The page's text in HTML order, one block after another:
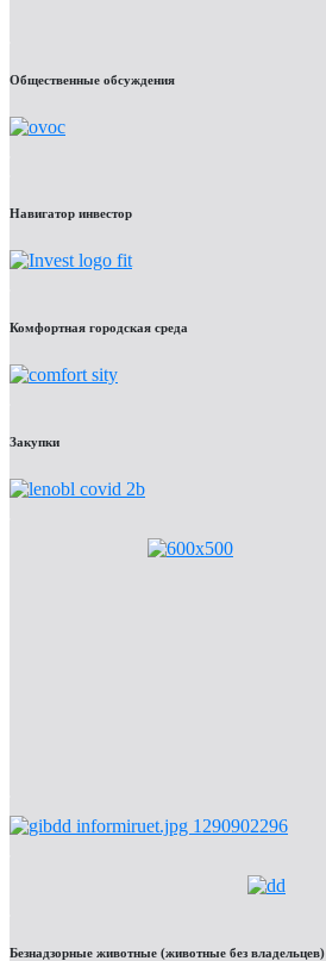
Общественные обсуждения
Навигатор инвестор
Комфортная городская среда
Закупки
Безнадзорные животные (животные без владельцев)